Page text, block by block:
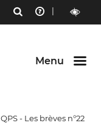
Menu
RECHERCHE
AIDE
Menu
QPS - Les brèves n°22